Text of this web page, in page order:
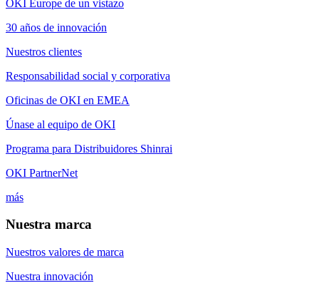
OKI Europe de un vistazo
30 años de innovación
Nuestros clientes
Responsabilidad social y corporativa
Oficinas de OKI en EMEA
Únase al equipo de OKI
Programa para Distribuidores Shinrai
OKI PartnerNet
más
Nuestra marca
Nuestros valores de marca
Nuestra innovación